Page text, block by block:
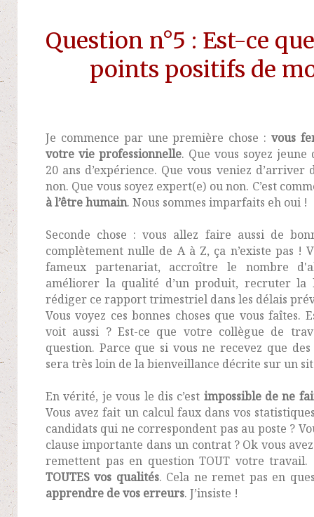
Question n°5 : Est-ce
points positifs de
Je commence par une première chose :vous
votre vie professionnelle. Que vous soyez
20 ans d’expérience. Que vous veniez
non. Que vous soyez expert(e) ou non. C’est
à l’être humain. Nous sommes imparfaits eh oui !
Seconde chose : vous allez faire aussi de
complètement nulle de A à Z, ça n’existe pas !
fameux partenariat, accroître le nombre
améliorer la qualité d’un produit, recruter la
rédiger ce rapport trimestriel dans les délais
Vous voyez ces bonnes choses que vous faîtes.
voit aussi ? Est-ce que votre collègue de
question. Parce que si vous ne recevez que
sera très loin de la bienveillance décrite sur un
En vérité, je vous le dis c’est impossible de ne
Vous avez fait un calcul faux dans vos
candidats qui ne correspondent pas au poste ?
clause importante dans un contrat ? Ok vous
remettent pas en question TOUT votre travail.
TOUTES vos qualités. Cela ne remet pas en
apprendre de vos erreurs. J’insiste !